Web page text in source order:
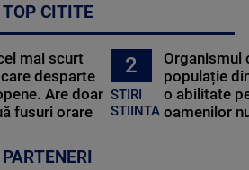
TOP CITITE
mai scurt
desparte
Are doar
fusuri orare
2
STIRI
STIINTA
Organismul
populație
o abilitate
oamenilor
PARTENERI